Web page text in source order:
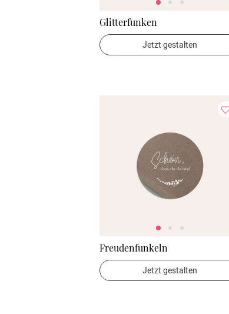
Glitterfunken
Jetzt gestalten
Freudenfunkeln
Jetzt gestalten